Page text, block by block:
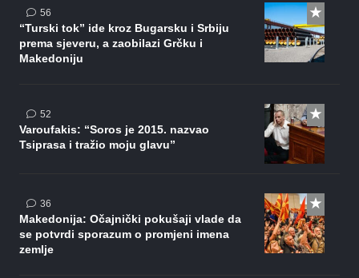
56komentara
“Turski tok” ide kroz Bugarsku i Srbiju
prema sjeveru, a zaobilazi Grčku i
Makedoniju
52komentara
Varoufakis: “Soros je 2015. nazvao
Tsiprasa i tražio moju glavu”
36komentara
Makedonija: Očajnički pokušaji vlade da
se potvrdi sporazum o promjeni imena
zemlje